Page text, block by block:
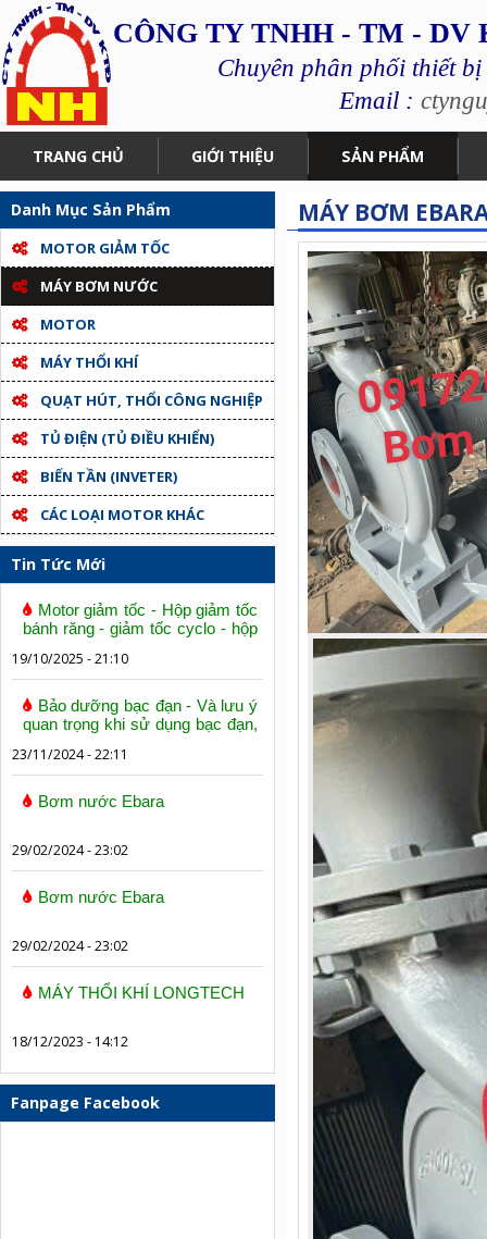
CÔNG TY TNHH - TM -
Chuyên phân phối thiết
Email :
TRANG CHỦ GIỚI THIỆU SẢN PHẨM
Danh Mục Sản Phẩm
MOTOR GIẢM TỐC
MÁY BƠM NƯỚC
MOTOR
MÁY THỔI KHÍ
QUẠT HÚT, THỔI CÔNG NGHIỆP
TỦ ĐIỆN (TỦ ĐIỀU KHIỂN)
BIẾN TẦN (INVETER)
CÁC LOẠI MOTOR KHÁC
Tin Tức Mới
Motor giảm tốc - Hộp giảm tốc
bánh răng - giảm tốc cyclo - hộp
19/10/2025 - 21:10
Bảo dưỡng bạc đạn - Và lưu ý
quan trọng khi sử dụng bạc đạn,
23/11/2024 - 22:11
Bơm nước Ebara
29/02/2024 - 23:02
Bơm nước Ebara
29/02/2024 - 23:02
MÁY THỔI KHÍ LONGTECH
18/12/2023 - 14:12
Fanpage Facebook
MÁY BƠM